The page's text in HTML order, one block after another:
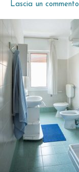
Lascia un commento